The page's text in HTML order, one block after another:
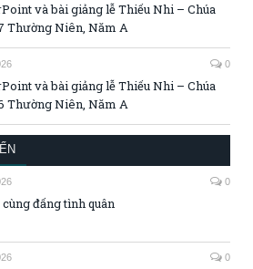
và bài giảng lễ Thiếu Nhi – Chúa
Thường Niên, Năm A
0
và bài giảng lễ Thiếu Nhi – Chúa
Thường Niên, Năm A
0
đấng tình quân
0